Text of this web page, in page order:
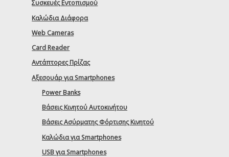
Συσκευές Εντοπισμού
Καλώδια Διάφορα
Web Cameras
Card Reader
Αντάπτορες Πρίζας
Αξεσουάρ για Smartphones
Power Banks
Βάσεις Κινητού Αυτοκινήτου
Βάσεις Ασύρματης Φόρτισης Κινητού
Καλώδια για Smartphones
USB για Smartphones